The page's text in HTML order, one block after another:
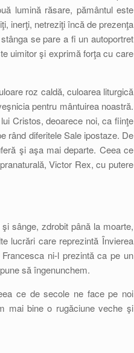
lumină răsare, pământul este
inerţi, netreziţi încă de prezenţa
se pare a fi un autoportret
uimitor şi exprimă forţa cu care
roz caldă, culoarea liturgică
pentru mântuirea noastră.
Cristos, deoarece noi, ca fiinţe
rând diferitele Sale ipostaze. De
şi aşa mai departe. Ceea ce
Victor Rex, cu putere
sânge, zdrobit până la moarte,
lucrări care reprezintă Învierea
ni-l prezintă ca pe un
să îngenunchem.
ce de secole ne face pe noi
mai bine o rugăciune veche şi